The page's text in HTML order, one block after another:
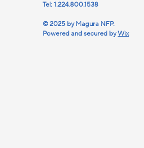
Tel:1.224.800.1538
© 2025 by Magura NFP.
Powered and secured byWix